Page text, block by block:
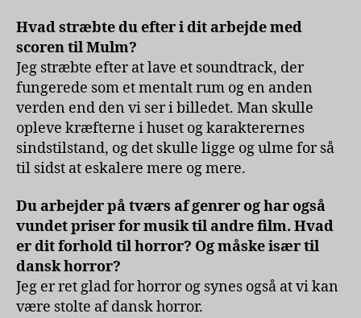
Hvad stræbte du efter i dit arbejde med
scoren til Mulm?
Jeg stræbte efter at lave et soundtrack, der
fungerede som et mentalt rum og en anden
verden end den vi ser i billedet. Man skulle
opleve kræfterne i huset og karakterernes
sindstilstand, og det skulle ligge og ulme for så
til sidst at eskalere mere og mere.
Du arbejder på tværs af genrer og har også
vundet priser for musik til andre film. Hvad
er dit forhold til horror? Og måske især til
dansk horror?
Jeg er ret glad for horror og synes også at vi kan
være stolte af dansk horror.